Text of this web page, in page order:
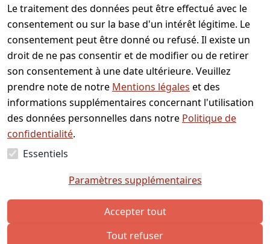
Le traitement des données peut être effectué avec le
consentement ou sur la base d'un intérêt légitime. Le
consentement peut être donné ou refusé. Il existe un
droit de ne pas consentir et de modifier ou de retirer
son consentement à une date ultérieure. Veuillez
prendre note de notre Mentions légales et des
informations supplémentaires concernant l'utilisation
des données personnelles dans notre Politique de
confidentialité.
Essentiels
Paramètres supplémentaires
Accepter tout
Tout refuser
Service
clientèle
Vous avez
des
questions
? Envoyez-
nous un
message
ou utilisez
notre
formulaire
Informations
À propos
de nous
CGV
Mentions
légales
Protection
des
Acheter
Modes de
paiement
Informations
de livraison
Modes de
paiement